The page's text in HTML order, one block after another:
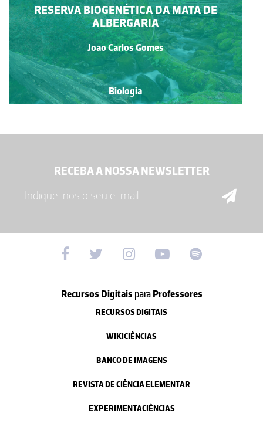
RESERVA BIOGENÉTICA DA MATA DE
ALBERGARIA
Joao Carlos Gomes
Biologia
RECEBA A NOSSA NEWSLETTER
Recursos Digitais paraProfessores
RECURSOS DIGITAIS
WIKICIÊNCIAS
BANCO DE IMAGENS
REVISTA DE CIÊNCIA ELEMENTAR
EXPERIMENTACIÊNCIAS